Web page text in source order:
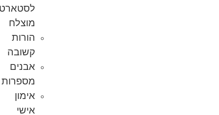
לסטארט-אפ
מוצלח
הורות
קשובה
אבנים
מספרות
אימון
אישי